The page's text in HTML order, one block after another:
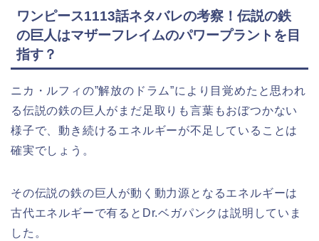
ワンピース1113話ネタバレの考察！伝説の鉄
の巨人はマザーフレイムのパワープラントを目
指す？
ニカ・ルフィの”解放のドラム”により目覚めたと思われ
る伝説の鉄の巨人がまだ足取りも言葉もおぼつかない
様子で、動き続けるエネルギーが不足していることは
確実でしょう。
その伝説の鉄の巨人が動く動力源となるエネルギーは
古代エネルギーで有るとDr.ベガパンクは説明していま
した。